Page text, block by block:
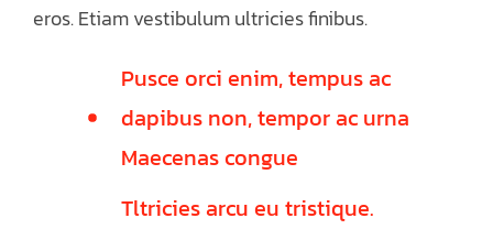
eros. Etiam vestibulum ultricies finibus.
Pusce orci enim, tempus ac
dapibus non, tempor ac urna
Maecenas congue
Tltricies arcu eu tristique.